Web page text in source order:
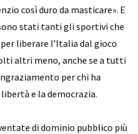
così duro da masticare». E
stati tanti gli sportivi che
liberare l’Italia dal gioco
altri meno, anche se a tutti
per chi ha
e la democrazia.
di dominio pubblico più